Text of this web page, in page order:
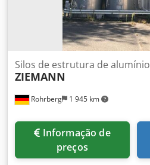
Rohrberg 1 945 km
Silos de estrutura de alumínio
ZIEMANN
preços